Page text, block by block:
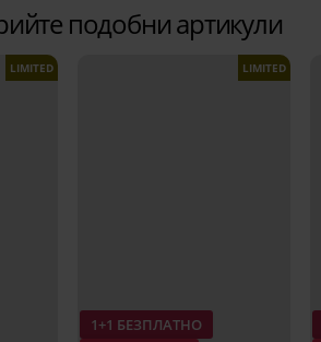
подобни артикули
LIMITED
1+1 БЕЗПЛАТНО
LIMITED